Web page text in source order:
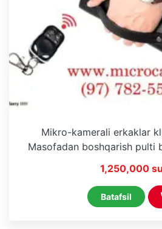
Mikro-kamerali erkaklar
Masofadan boshqarish pulti
1,250,000
Batafsil